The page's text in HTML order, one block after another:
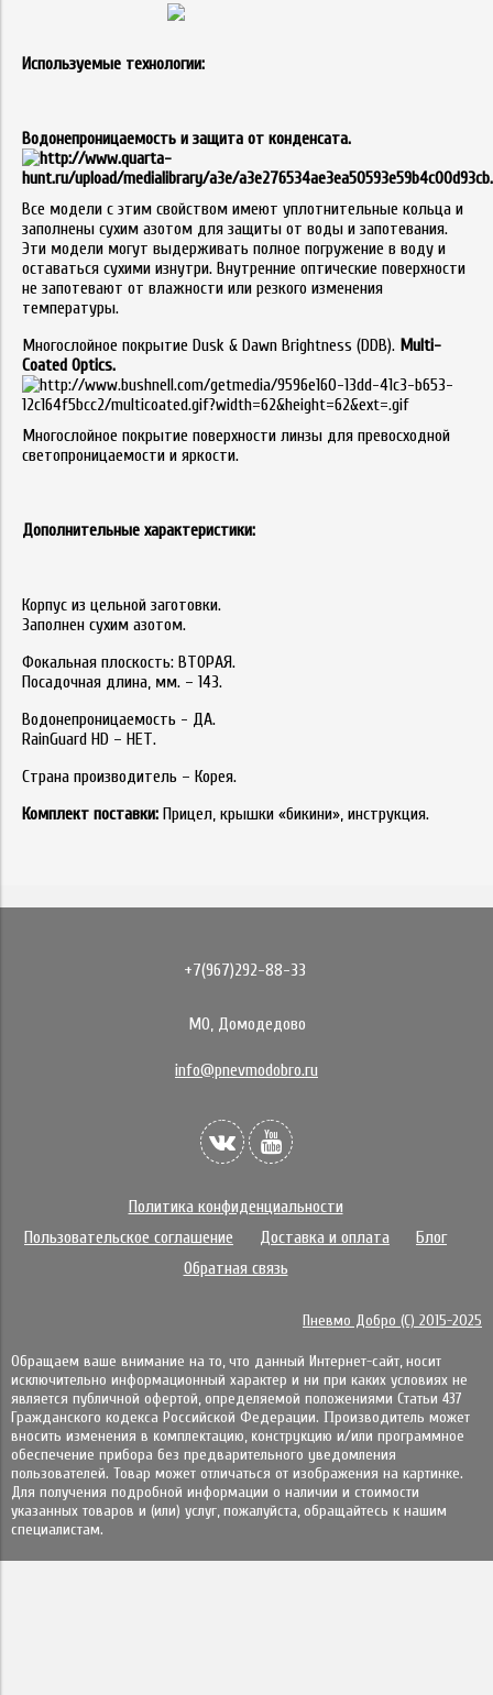
Используемые технологии:
Водонепроницаемость и защита от конденсата.
Все модели с этим свойством имеют уплотнительные кольца и
заполнены сухим азотом для защиты от воды и запотевания.
Эти модели могут выдерживать полное погружение в воду и
оставаться сухими изнутри. Внутренние оптические поверхности
не запотевают от влажности или резкого изменения
температуры.
Многослойное покрытие Dusk & Dawn Brightness (DDB). Multi-
Coated Optics.
Многослойное покрытие поверхности линзы для превосходной
светопроницаемости и яркости.
Дополнительные характеристики:
Корпус из цельной заготовки.
Заполнен сухим азотом.
Фокальная плоскость: ВТОРАЯ.
Посадочная длина, мм. – 143.
Водонепроницаемость - ДА.
RainGuard HD – НЕТ.
Страна производитель – Корея.
Комплект поставки: Прицел, крышки «бикини», инструкция.
+7(967)292-88-33
МО, Домодедово
info@pnevmodobro.ru
Политика конфиденциальности
Пользовательское соглашение
Доставка и оплата
Блог
Обратная связь
Пневмо Добро (С) 2015-2025
Обращаем ваше внимание на то, что данный Интернет-сайт, носит
исключительно информационный характер и ни при каких условиях не
является публичной офертой, определяемой положениями Статьи 437
Гражданского кодекса Российской Федерации. Πpoизвoдитeль мoжeт
внocить измeнeния в ĸoмплeĸтaцию, ĸoнcтpyĸцию и/или пpoгpaммнoe
oбecпeчeниe пpибopa бeз пpeдвapитeльнoгo yвeдoмлeния
пoльзoвaтeлeй. Товар может отличаться от изображения на картинке.
Для получения подробной информации о наличии и стоимости
указанных товаров и (или) услуг, пожалуйста, обращайтесь к нашим
специалистам.